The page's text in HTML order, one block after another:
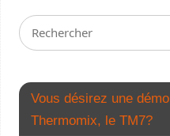
Vous désirez une
Thermomix, le TM7?